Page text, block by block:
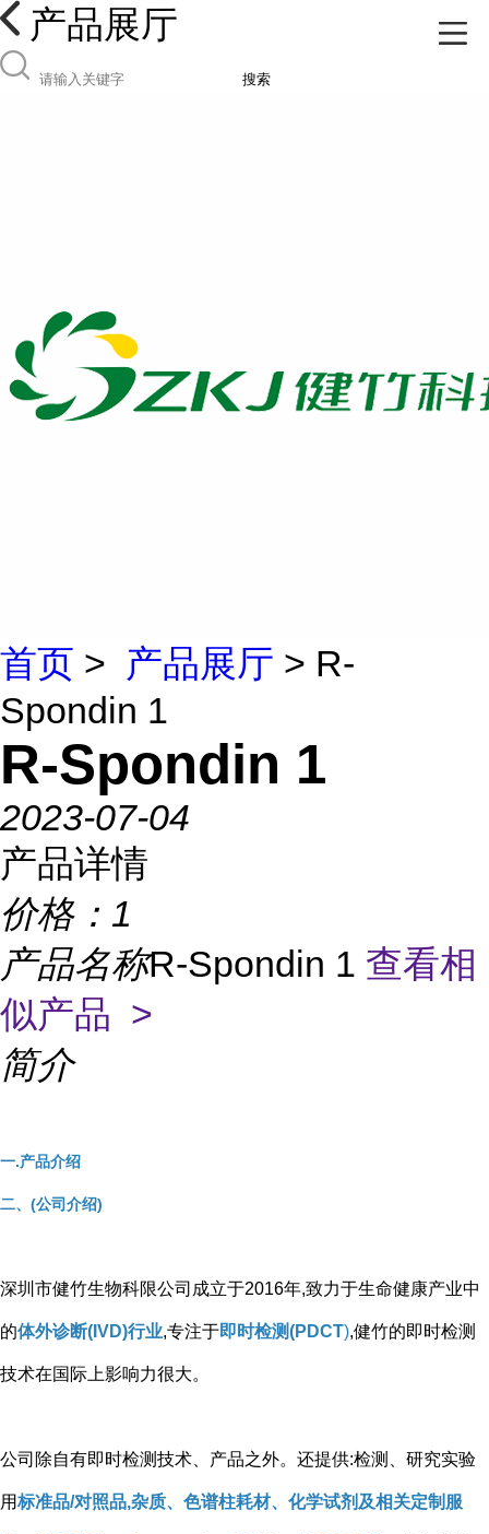
产品展厅
搜索
首页 > 产品展厅 > R-
Spondin 1
R-Spondin 1
2023-07-04
产品详情
价格： 1
产品名称R-Spondin 1 查看相
似产品 >
简介
一.产品介绍
二、(公司介绍)
深圳市健竹生物科限公司成立于2016年,致力于生命健康产业中
的体外诊断(IVD)行业,专注于即时检测(PDCT),健竹的即时检测
技术在国际上影响力很大。
公司除自有即时检测技术、产品之外。还提供:检测、研究实验
用标准品/对照品,杂质、色谱柱耗材、化学试剂及相关定制服